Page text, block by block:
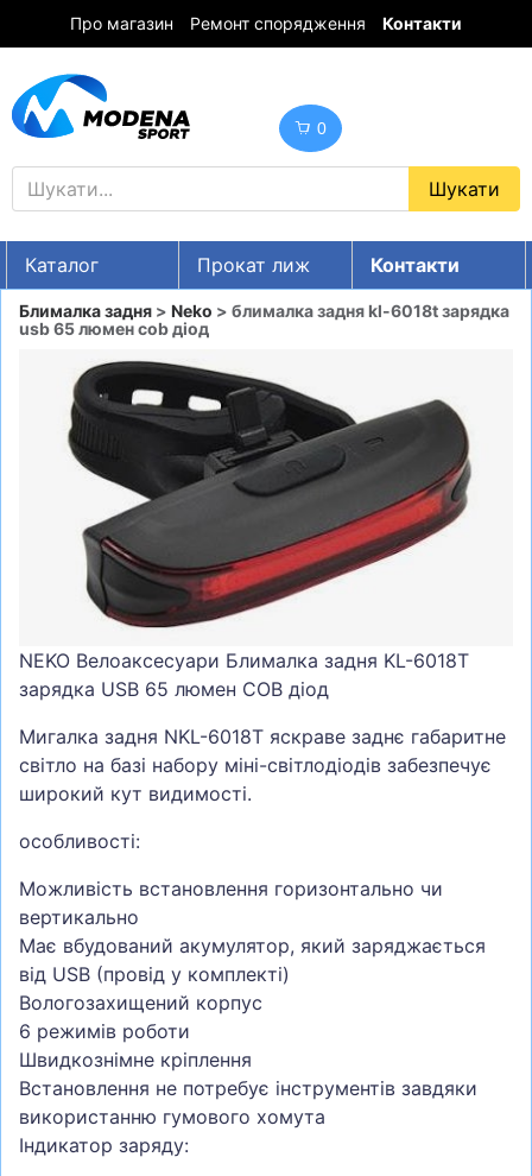
Про магазин Ремонт спорядження Контакти
0
Каталог Прокат лиж
Контакти
UA RU EN
ГІРСЬКІ ЛИЖІ
СНОУБОРДИ
ОДЯГ
ВЗУТТЯ
СУМКИ
ШОЛОМИ, ЗАХИСТ, ОКУЛЯРИ
ВЕЛОСИПЕДИ
ТЕНІС, БАДМІНТОН
ВОДНІ ВИДИ СПОРТУ
ТУРИЗМ
Блималка задня > Neko > блималка задня kl-6018t зарядка
usb 65 люмен cob діод
NEKO Велоаксесуари Блималка задня KL-6018T
зарядка USB 65 люмен COB діод
Мигалка задня NKL-6018T яскраве заднє габаритне
світло на базі набору міні-світлодіодів забезпечує
широкий кут видимості.
особливості:
Можливість встановлення горизонтально чи
вертикально
Має вбудований акумулятор, який заряджається
від USB (провід у комплекті)
Вологозахищений корпус
6 режимів роботи
Швидкознімне кріплення
Встановлення не потребує інструментів завдяки
використанню гумового хомута
Індикатор заряду: